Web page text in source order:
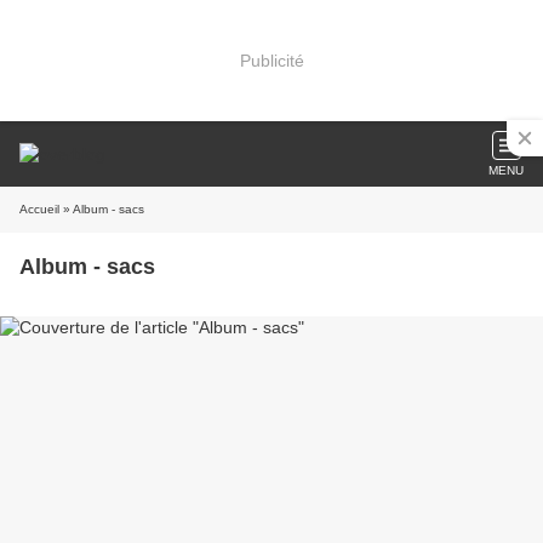
Publicité
MENU
Accueil » Album - sacs
Album - sacs